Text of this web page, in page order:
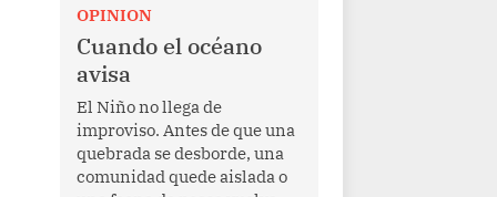
en marzo de este año por el
mandatario estadounidense
Donald Trump, con el fin de
enfrentar al crimen
transnacional organizado y
al tráfico de drogas.
OPINION
Cuando el océano
avisa
El Niño no llega de
improviso. Antes de que una
quebrada se desborde, una
comunidad quede aislada o